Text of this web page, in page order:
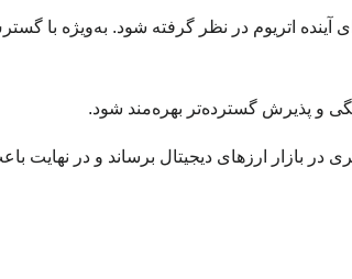
آینده اتریوم در نظر گرفته شود. به‌ویژه با
در بازار ارزهای دیجیتال برساند و در نهایت